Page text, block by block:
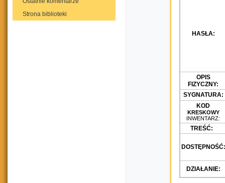
Strona biblioteki
HASŁA:
OPIS
FIZYCZNY:
SYGNATURA:
KOD
KRESKOWY
INWENTARZ:
TREŚĆ:
DOSTĘPNOŚĆ:
DZIAŁANIE: